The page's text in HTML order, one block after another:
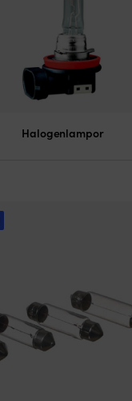
Halogenlampor